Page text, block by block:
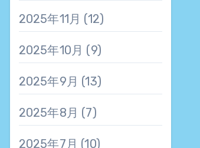
2025年11月 (12)
2025年10月 (9)
2025年9月 (13)
2025年8月 (7)
2025年7月 (10)